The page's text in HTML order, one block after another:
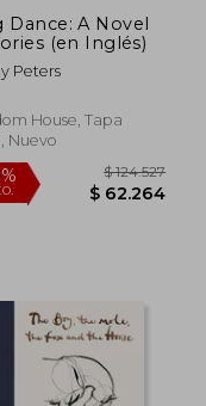
10%
dcto.
Rápido
Dance: A Novel
(en Inglés)
Peters
House, Tapa
Nuevo